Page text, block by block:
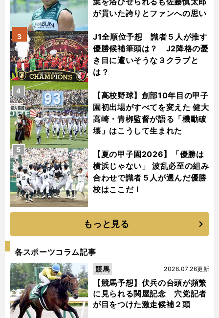
が貫いた誇りとファンへの思い
J1全順位予想 識者５人が推す
優勝候補筆頭は？ J2降格の憂
き目に遭いそうな３クラブと
は？
3
【高校野球】創部10年目の甲子
園初出場がすべてを変えた 健大
高崎・青栁監督が語る「機動破
壊」はこうして生まれた
4
【夏の甲子園2026】「優勝は
横浜じゃない」 波乱必至の組み
合わせで識者５人が選んだ優勝
校はここだ！
5
もっと見る
各スポーツコラム記事
【競馬予想】伏兵の台頭が頻繁
に見られる関屋記念 穴党記者
が目をつけた激走候補２頭
2026.07.26更新
競馬